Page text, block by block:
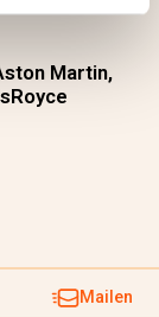
Martin,
Mailen